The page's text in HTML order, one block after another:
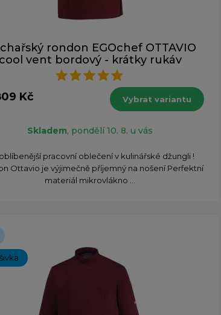
rondon EGOchef OTTAVIO
cool vent bordový - krátky rukáv
Kč Vybrat variantu
Skladem, pondělí 10. 8. u vás
pracovní oblečení v kulinářské džungli !
Ottavio je výjimečně příjemný na nošení Perfektní
materiál mikrovlákno ...